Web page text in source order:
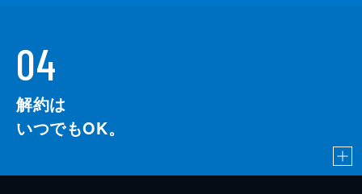
04
解約は
いつでもOK。